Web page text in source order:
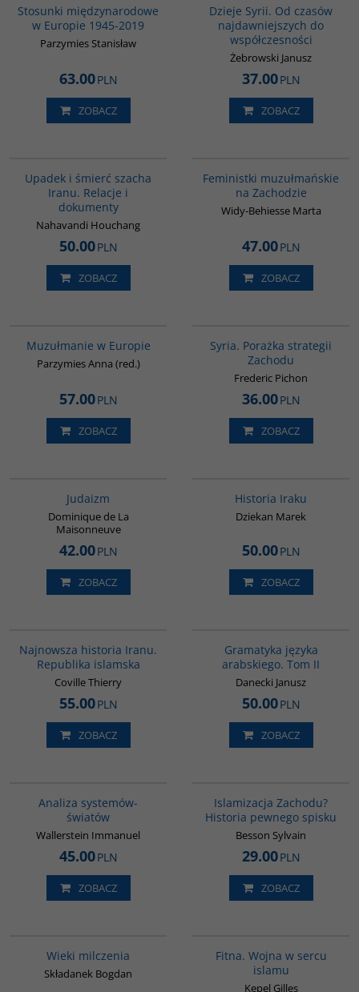
Stosunki międzynarodowe
w Europie 1945-2019
Parzymies Stanisław
63.00PLN
ZOBACZ
Dzieje Syrii. Od czasów
najdawniejszych do
współczesności
Żebrowski Janusz
37.00PLN
ZOBACZ
Upadek i śmierć szacha
Iranu. Relacje i
dokumenty
Nahavandi Houchang
50.00PLN
ZOBACZ
Feministki muzułmańskie
na Zachodzie
Widy-Behiesse Marta
47.00PLN
ZOBACZ
Muzułmanie w Europie
Parzymies Anna (red.)
57.00PLN
ZOBACZ
Syria. Porażka strategii
Zachodu
Frederic Pichon
36.00PLN
ZOBACZ
Judaizm
Dominique de La
Maisonneuve
42.00PLN
ZOBACZ
Historia Iraku
Dziekan Marek
50.00PLN
ZOBACZ
Najnowsza historia Iranu.
Republika islamska
Coville Thierry
55.00PLN
ZOBACZ
Gramatyka języka
arabskiego. Tom II
Danecki Janusz
50.00PLN
ZOBACZ
Analiza systemów-
światów
Wallerstein Immanuel
45.00PLN
ZOBACZ
Islamizacja Zachodu?
Historia pewnego spisku
Besson Sylvain
29.00PLN
ZOBACZ
Wieki milczenia
Składanek Bogdan
Fitna. Wojna w sercu
islamu
Kepel Gilles